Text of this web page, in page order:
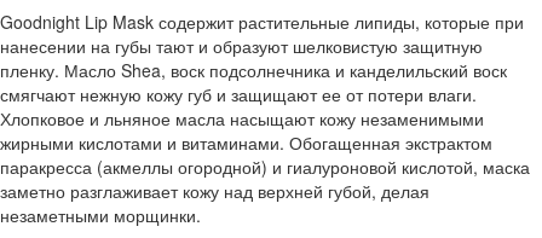
Goodnight Lip Mask содержит растительные липиды, которые при
нанесении на губы тают и образуют шелковистую защитную
пленку. Масло Shea, воск подсолнечника и канделильский воск
смягчают нежную кожу губ и защищают ее от потери влаги.
Хлопковое и льняное масла насыщают кожу незаменимыми
жирными кислотами и витаминами. Обогащенная экстрактом
паракресса (акмеллы огородной) и гиалуроновой кислотой, маска
заметно разглаживает кожу над верхней губой, делая
незаметными морщинки.